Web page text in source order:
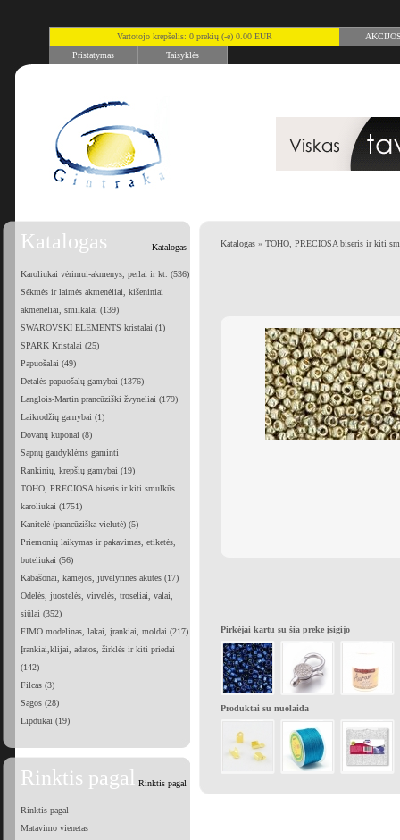
Vartotojo krepšelis: 0 prekių (-ė) 0.00 EUR
Pristatymas
Taisyklės
Katalogas Katalogas
Karoliukai vėrimui-akmenys, perlai ir kt. (536)
Sėkmės ir laimės akmenėliai, kišeniniai
akmenėliai, smilkalai (139)
SWAROVSKI ELEMENTS kristalai (1)
SPARK Kristalai (25)
Papuošalai (49)
Detalės papuošalų gamybai (1376)
Langlois-Martin prancūziški žvyneliai (179)
Laikrodžių gamybai (1)
Dovanų kuponai (8)
Sapnų gaudyklėms gaminti
Rankinių, krepšių gamybai (19)
TOHO, PRECIOSA biseris ir kiti smulkūs
karoliukai (1751)
Kanitelė (prancūziška vielutė) (5)
Priemonių laikymas ir pakavimas, etiketės,
buteliukai (56)
Kabašonai, kamėjos, juvelyrinės akutės (17)
Odelės, juostelės, virvelės, troseliai, valai,
siūlai (352)
FIMO modelinas, lakai, įrankiai, moldai (217)
Įrankiai,klijai, adatos, žirklės ir kiti priedai
(142)
Filcas (3)
Sagos (28)
Lipdukai (19)
Rinktis pagal Rinktis pagal
Rinktis pagal
Matavimo vienetas
Katalogas » TOHO, PRECIOSA biseris ir kiti
Pirkėjai kartu su šia preke įsigijo
Produktai su nuolaida